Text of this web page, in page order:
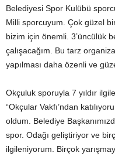
Belediyesi Spor Kulübü
Milli sporcuyum. Çok güzel
bizim için önemli. 3’üncülük
çalışacağım. Bu tarz
yapılması daha özenli ve
Okçuluk sporuyla 7 yıldır
“Okçular Vakfı’ndan
oldum. Belediye
spor. Odağı geliştiriyor ve
ilgileniyorum. Birçok